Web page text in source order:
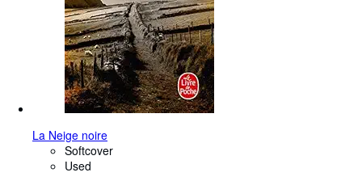
La Neige noire
Softcover
Used